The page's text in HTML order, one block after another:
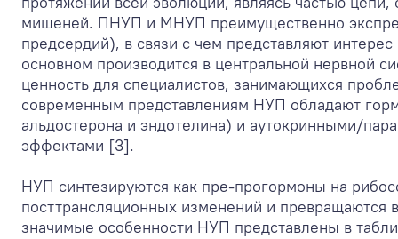
мишеней. ПНУП и МНУП преимущественно
предсердий), в связи с чем представляют
основном производится в центральной нервной
ценность для специалистов, занимающихся
современным представлениям НУП обладают
альдостерона и эндотелина) и аутокринными/
эффектами [3].
НУП синтезируются как пре-прогормоны на
посттрансляционных изменений и
значимые особенности НУП представлены в